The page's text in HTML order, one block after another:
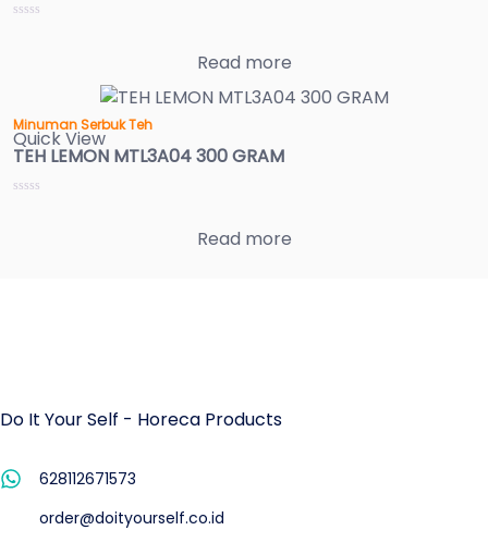
Read more
Quick View
Minuman Serbuk Teh
TEH LEMON MTL3A04 300 GRAM
Read more
Do It Your Self - Horeca Products
628112671573
order@doityourself.co.id